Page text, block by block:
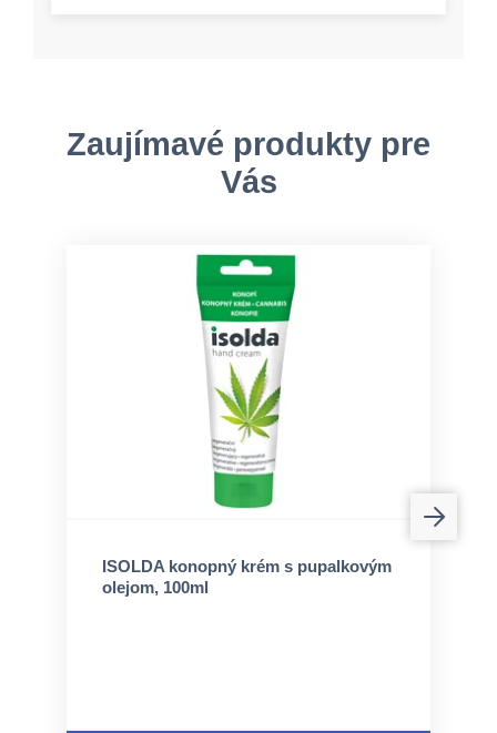
Zaujímavé produkty pre
Vás
ISOLDA konopný krém s pupalkovým
olejom, 100ml